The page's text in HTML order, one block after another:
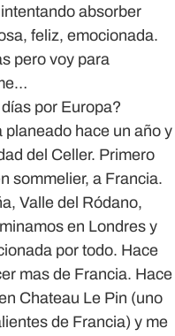
absorber
feliz, emocionada.
pero voy para
por Europa?
planeado hace un año y
del Celler. Primero
sommelier, a Francia.
Valle del Ródano,
en Londres y
por todo. Hace
mas de Francia. Hace
Chateau Le Pin (uno
de Francia) y me